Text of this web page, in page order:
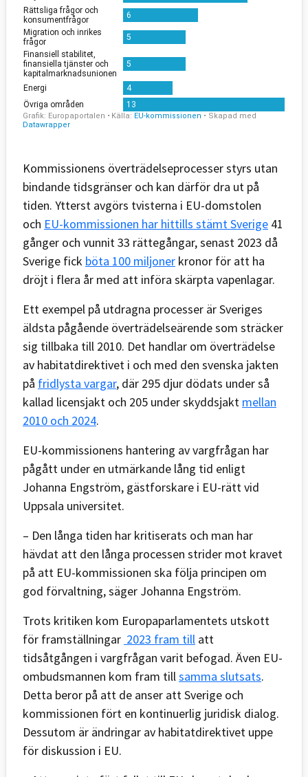
Kommissionens överträdelseprocesser styrs utan
bindande tidsgränser och kan därför dra ut på
tiden. Ytterst avgörs tvisterna i EU-domstolen
och EU-kommissionen har hittills stämt Sverige 41
gånger och vunnit 33 rättegångar, senast 2023 då
Sverige fick böta 100 miljoner kronor för att ha
dröjt i flera år med att införa skärpta vapenlagar.
Ett exempel på utdragna processer är Sveriges
äldsta pågående överträdelseärende som sträcker
sig tillbaka till 2010. Det handlar om överträdelse
av habitatdirektivet i och med den svenska jakten
på fridlysta vargar, där 295 djur dödats under så
kallad licensjakt och 205 under skyddsjakt mellan
2010 och 2024.
EU-kommissionens hantering av vargfrågan har
pågått under en utmärkande lång tid enligt
Johanna Engström, gästforskare i EU-rätt vid
Uppsala universitet.
– Den långa tiden har kritiserats och man har
hävdat att den långa processen strider mot kravet
på att EU-kommissionen ska följa principen om
god förvaltning, säger Johanna Engström.
Trots kritiken kom Europaparlamentets utskott
för framställningar 2023 fram till att
tidsåtgången i vargfrågan varit befogad. Även EU-
ombudsmannen kom fram till samma slutsats.
Detta beror på att de anser att Sverige och
kommissionen fört en kontinuerlig juridisk dialog.
Dessutom är ändringar av habitatdirektivet uppe
för diskussion i EU.